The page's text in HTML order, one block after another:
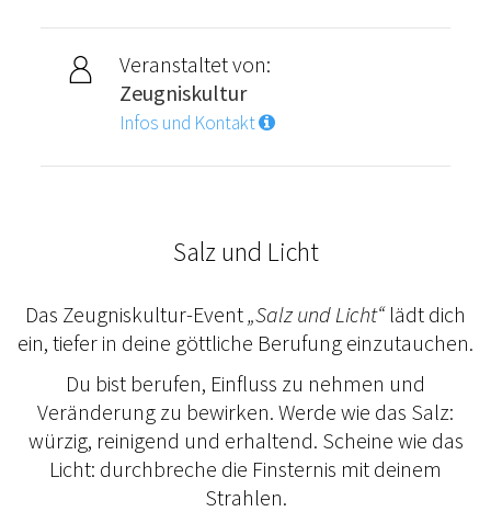
Veranstaltet von:
Zeugniskultur
Infos und Kontakt
Salz und Licht
Das Zeugniskultur-Event„Salz und Licht“lädt dich
ein, tiefer in deine göttliche Berufung einzutauchen.
Du bist berufen, Einfluss zu nehmen und
Veränderung zu bewirken. Werde wie das Salz:
würzig, reinigend und erhaltend. Scheine wie das
Licht: durchbreche die Finsternis mit deinem
Strahlen.